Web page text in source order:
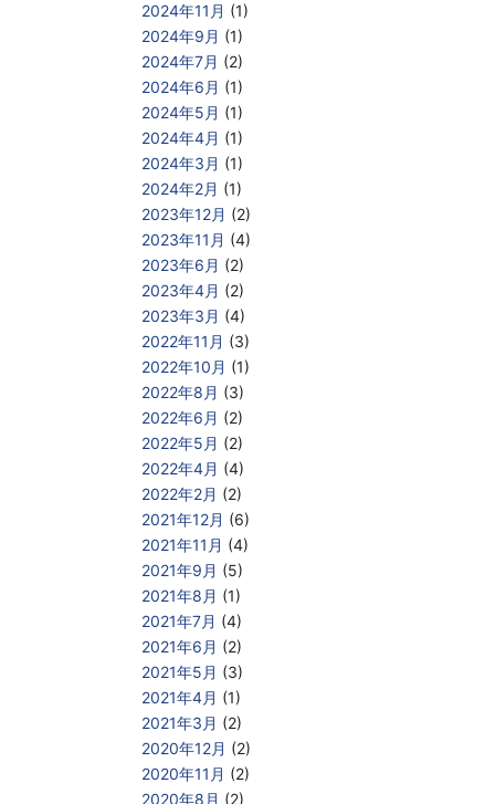
2024年11月 (1)
2024年9月 (1)
2024年7月 (2)
2024年6月 (1)
2024年5月 (1)
2024年4月 (1)
2024年3月 (1)
2024年2月 (1)
2023年12月 (2)
2023年11月 (4)
2023年6月 (2)
2023年4月 (2)
2023年3月 (4)
2022年11月 (3)
2022年10月 (1)
2022年8月 (3)
2022年6月 (2)
2022年5月 (2)
2022年4月 (4)
2022年2月 (2)
2021年12月 (6)
2021年11月 (4)
2021年9月 (5)
2021年8月 (1)
2021年7月 (4)
2021年6月 (2)
2021年5月 (3)
2021年4月 (1)
2021年3月 (2)
2020年12月 (2)
2020年11月 (2)
2020年8月 (2)